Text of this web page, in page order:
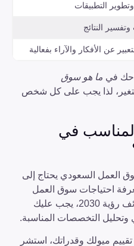
التطبيقات
وتفسير النتائج
عن الأفكار والآراء بفعالية
في ما هو سوق
لذا يجب على كل شخص
في
العمل السعودي يحتاج إلى
احتياجات سوق العمل
ومتطلباته، خاصة مع ظهور وظائف رؤية 2030، يجب عليك
التخصصات المناسبة.
ميولك وقدراتك، استشر